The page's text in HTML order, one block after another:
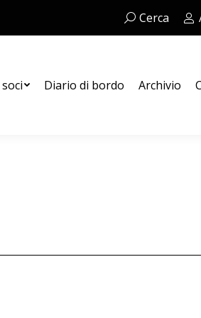
Cerca:Cerca
Diario di bordo Archivio
Contatti